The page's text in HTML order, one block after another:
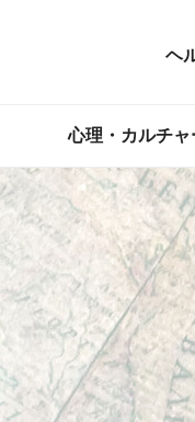
ヘ
心理・カルチャ